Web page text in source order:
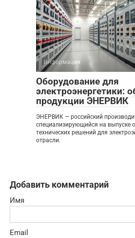
Информация
Оборудование для
электроэнергетики:
продукции ЭНЕРВИК
ЭНЕРВИК — российский
специализирующийся на выпуске
технических решений для
отрасли.
Добавить комментарий
Имя
Email